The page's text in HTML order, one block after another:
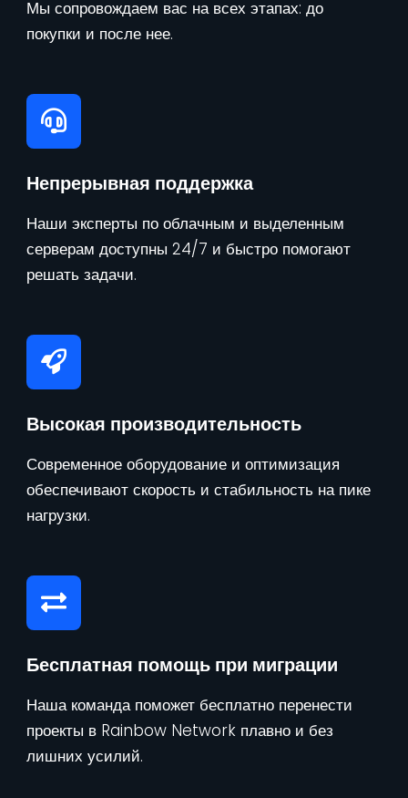
Мы сопровождаем вас на всех этапах: до
покупки и после нее.
Непрерывная поддержка
Наши эксперты по облачным и выделенным
серверам доступны 24/7 и быстро помогают
решать задачи.
Высокая производительность
Современное оборудование и оптимизация
обеспечивают скорость и стабильность на пике
нагрузки.
Бесплатная помощь при миграции
Наша команда поможет бесплатно перенести
проекты в Rainbow Network плавно и без
лишних усилий.